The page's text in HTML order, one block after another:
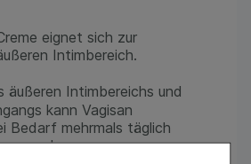
eignet sich zur
Intimbereich.
äußeren Intimbereichs und
kann Vagisan
Bedarf mehrmals täglich
werden.